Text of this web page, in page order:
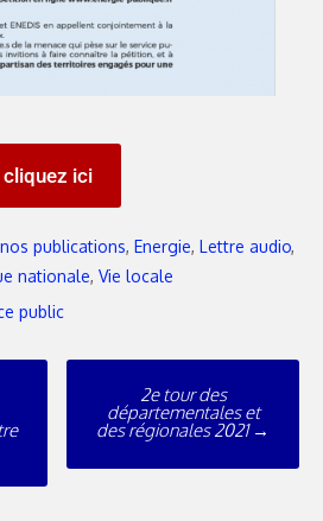
ici
publications, Energie, Lettre audio,
nationale, Vie locale
public
2e tour des
départementales et
des régionales 2021 →